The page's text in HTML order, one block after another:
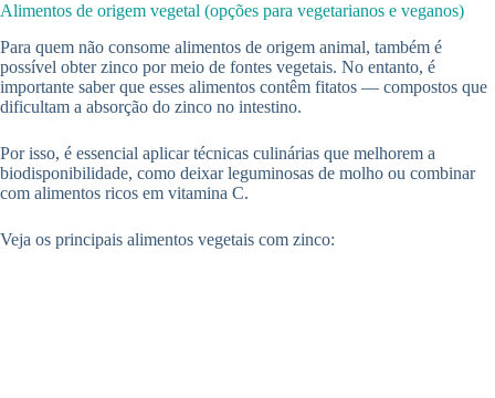
Alimentos de origem vegetal (opções para vegetarianos e veganos)
Para quem não consome alimentos de origem animal, também é
possível obter zinco por meio de fontes vegetais. No entanto, é
importante saber que esses alimentos contêm fitatos — compostos que
dificultam a absorção do zinco no intestino.
Por isso, é essencial aplicar técnicas culinárias que melhorem a
biodisponibilidade, como deixar leguminosas de molho ou combinar
com alimentos ricos em vitamina C.
Veja os principais alimentos vegetais com zinco: